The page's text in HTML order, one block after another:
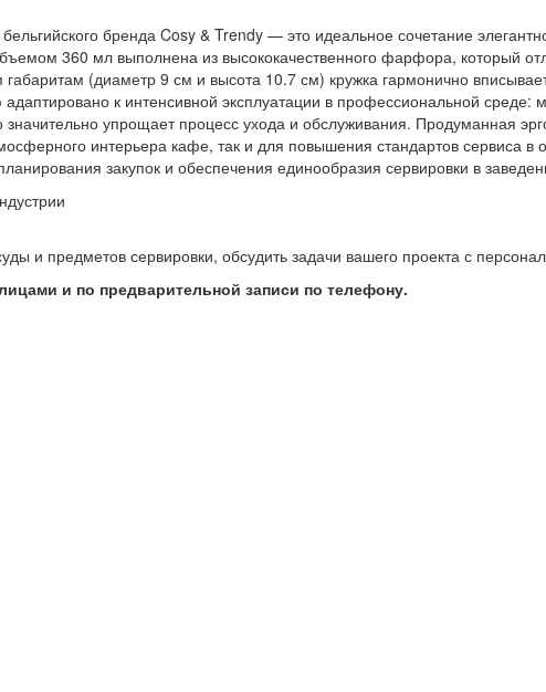
бренда Cosy & Trendy — это идеальное сочетание
360 мл выполнена из высококачественного фарфора, который
(диаметр 9 см и высота 10.7 см) кружка гармонично
к интенсивной эксплуатации в профессиональной среде:
упрощает процесс ухода и обслуживания. Продуманная
интерьера кафе, так и для повышения стандартов сервиса в
закупок и обеспечения единообразия сервировки в
и предметов сервировки, обсудить задачи вашего проекта с
и по предварительной записи по телефону.